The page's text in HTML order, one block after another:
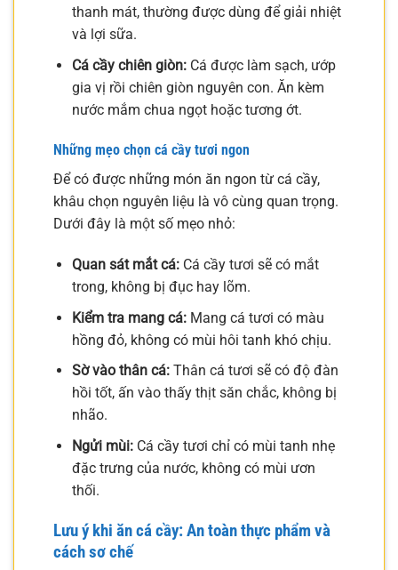
thanh mát, thường được dùng để giải nhiệt
và lợi sữa.
Cá cầy chiên giòn:Cá được làm sạch, ướp
gia vị rồi chiên giòn nguyên con. Ăn kèm
nước mắm chua ngọt hoặc tương ớt.
Những mẹo chọn cá cầy tươi ngon
Để có được những món ăn ngon từ cá cầy,
khâu chọn nguyên liệu là vô cùng quan trọng.
Dưới đây là một số mẹo nhỏ:
Quan sát mắt cá:Cá cầy tươi sẽ có mắt
trong, không bị đục hay lõm.
Kiểm tra mang cá:Mang cá tươi có màu
hồng đỏ, không có mùi hôi tanh khó chịu.
Sờ vào thân cá:Thân cá tươi sẽ có độ đàn
hồi tốt, ấn vào thấy thịt săn chắc, không bị
nhão.
Ngửi mùi:Cá cầy tươi chỉ có mùi tanh nhẹ
đặc trưng của nước, không có mùi ươn
thối.
Lưu ý khi ăn cá cầy: An toàn thực phẩm và
cách sơ chế